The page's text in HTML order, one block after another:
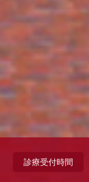
診療受付時間